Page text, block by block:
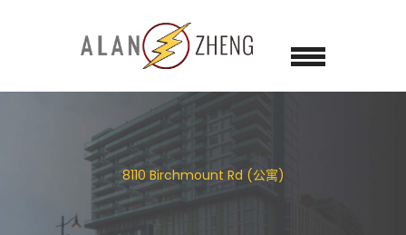
8110 Birchmount Rd (公寓)